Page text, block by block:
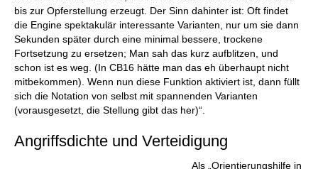
bis zur Opferstellung erzeugt. Der Sinn dahinter ist: Oft findet
die Engine spektakulär interessante Varianten, nur um sie dann
Sekunden später durch eine minimal bessere, trockene
Fortsetzung zu ersetzen; Man sah das kurz aufblitzen, und
schon ist es weg. (In CB16 hätte man das eh überhaupt nicht
mitbekommen). Wenn nun diese Funktion aktiviert ist, dann füllt
sich die Notation von selbst mit spannenden Varianten
(vorausgesetzt, die Stellung gibt das her)“.
Angriffsdichte und Verteidigung
Als „Orientierungshilfe in